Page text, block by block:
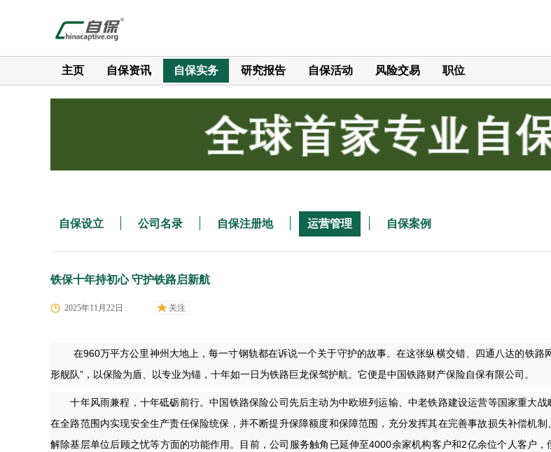
主页 自保资讯 自保实务 研究报告 自保活动 风险交易 职位
自保设立 公司名录 自保注册地 运营管理 自保案例
铁保十年持初心 守护铁路启新航
2025年11月22日 关注
在960万平方公里神州大地上，每一寸钢轨都在诉说一个关于守护的故事。在这张纵横交错、四通八达的铁路
形舰队”，以保险为盾、以专业为锚，十年如一日为铁路巨龙保驾护航。它便是中国铁路财产保险自保有限公司。
十年风雨兼程，十年砥砺前行。中国铁路保险公司先后主动为中欧班列运输、中老铁路建设运营等国家重大战
在全路范围内实现安全生产责任保险统保，并不断提升保障额度和保障范围，充分发挥其在完善事故损失补偿机制
解除基层单位后顾之忧等方面的功能作用。目前，公司服务触角已延伸至4000余家机构客户和2亿余位个人客户